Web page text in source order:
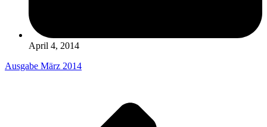
April 4, 2014
Ausgabe März 2014